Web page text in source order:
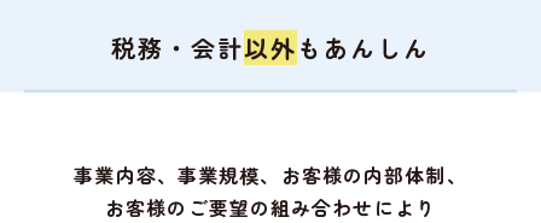
税務・会計以外も あんしん
事業内容、事業規模、お客様の内部体制、
お客様のご要望の組み合わせにより